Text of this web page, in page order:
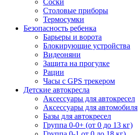
Соски
Столовые приборы
Термосумки
Безопасность ребенка
Барьеры и ворота
Блокирующие устройства
Видеоняни
Защита на прогулке
Рации
Часы с GPS трекером
Детские автокресла
Аксессуары для автокресел
Аксессуары для автомобиля
Базы для автокресел
Группа 0-0+ (от 0 до 13 кг)